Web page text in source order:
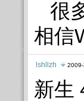
很
相信
lshllzh 2009-
新生